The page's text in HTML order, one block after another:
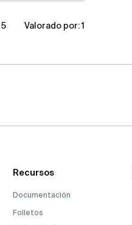
5 Valorado por:1
Recursos
Documentación
Folletos